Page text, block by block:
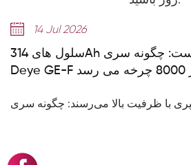
14 Jul 2026
سلول های 314Ah توضیح داده شده است: چگونه سری